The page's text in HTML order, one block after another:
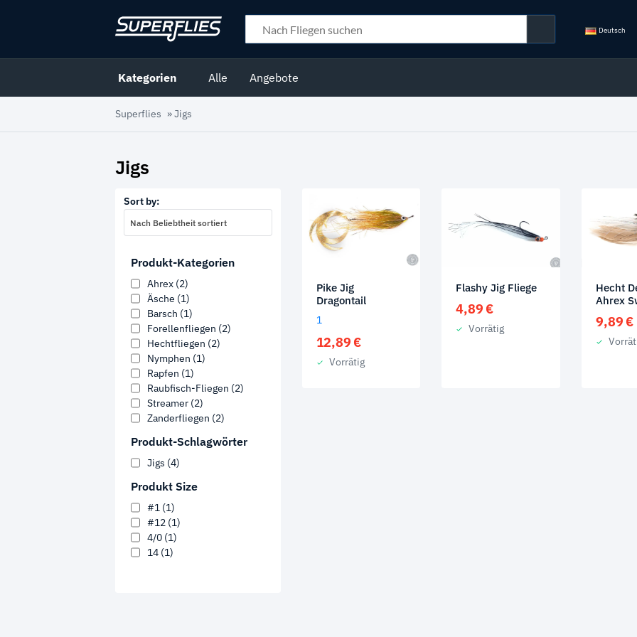
Deutsch
Kategorien Alle Angebote
Superflies »Jigs
Jigs
Sort by:
Nach Beliebtheit sortiert
Produkt-Kategorien
Ahrex (2)
Äsche (1)
Barsch (1)
Forellenfliegen (2)
Hechtfliegen (2)
Nymphen (1)
Rapfen (1)
Raubfisch-Fliegen (2)
Streamer (2)
Zanderfliegen (2)
Produkt-Schlagwörter
Jigs (4)
Produkt Size
#1 (1)
#12 (1)
4/0 (1)
14 (1)
Pike Jig
Dragontail
1
12,89 €
Vorrätig
Flashy Jig Fliege
4,89 €
Vorrätig
Hecht
Ahrex
9,89 €